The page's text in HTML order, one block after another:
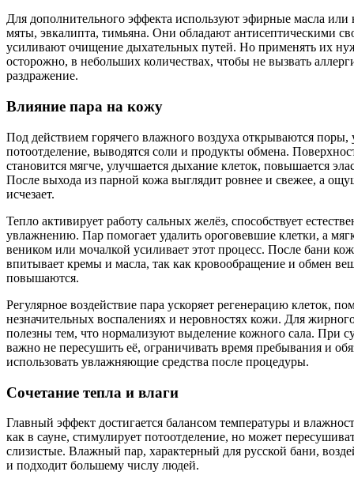
Для дополнительного эффекта используют эфирные масла
мяты, эвкалипта, тимьяна. Они обладают антисептическими
усиливают очищение дыхательных путей. Но применять их
осторожно, в небольших количествах, чтобы не вызвать
раздражение.
Влияние пара на кожу
Под действием горячего влажного воздуха открываются поры,
потоотделение, выводятся соли и продукты обмена.
становится мягче, улучшается дыхание клеток, повышается
После выхода из парной кожа выглядит ровнее и свежее, а
исчезает.
Тепло активирует работу сальных желёз, способствует
увлажнению. Пар помогает удалить ороговевшие клетки, а
веником или мочалкой усиливает этот процесс. После бани
впитывает кремы и масла, так как кровообращение и обмен
повышаются.
Регулярное воздействие пара ускоряет регенерацию клеток,
незначительных воспалениях и неровностях кожи. Для
полезны тем, что нормализуют выделение кожного сала. При
важно не пересушить её, ограничивать время пребывания и
использовать увлажняющие средства после процедуры.
Сочетание тепла и влаги
Главный эффект достигается балансом температуры и
как в сауне, стимулирует потоотделение, но может
слизистые. Влажный пар, характерный для русской бани,
и подходит большему числу людей.